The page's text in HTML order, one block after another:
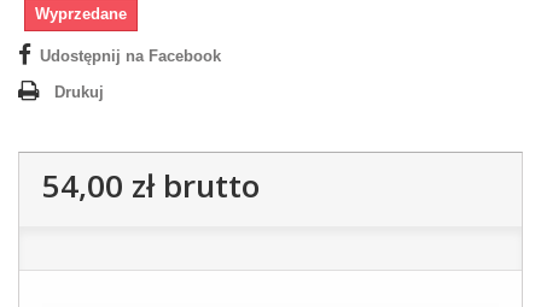
Wyprzedane
Udostępnij na Facebook
Drukuj
54,00 złbrutto